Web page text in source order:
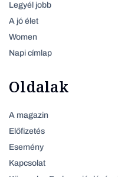
Legyél jobb
A jó élet
Women
Napi címlap
Oldalak
A magazin
Előfizetés
Esemény
Kapcsolat